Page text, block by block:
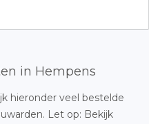
in Hempens
hieronder veel bestelde
Let op: Bekijk